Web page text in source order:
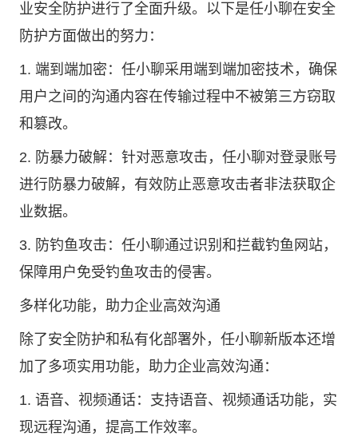
业安全防护进行了全面升级。以下是任小聊在安全
防护方面做出的努力：
1. 端到端加密：任小聊采用端到端加密技术，确保
用户之间的沟通内容在传输过程中不被第三方窃取
和篡改。
2. 防暴力破解：针对恶意攻击，任小聊对登录账号
进行防暴力破解，有效防止恶意攻击者非法获取企
业数据。
3. 防钓鱼攻击：任小聊通过识别和拦截钓鱼网站，
保障用户免受钓鱼攻击的侵害。
多样化功能，助力企业高效沟通
除了安全防护和私有化部署外，任小聊新版本还增
加了多项实用功能，助力企业高效沟通：
1. 语音、视频通话：支持语音、视频通话功能，实
现远程沟通，提高工作效率。